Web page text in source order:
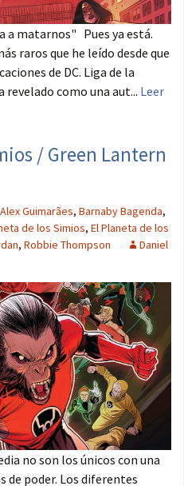
a matarnos" Pues ya está.
raros que he leído desde que
de DC. Liga de la
revelado como una aut... Leer
/ Green Lantern
Alex Guimarães, Barnaby Bagenda,
de los Simios, El Planeta de los
, Robbie Thompson
Daniel
no son los únicos con una
poder. Los diferentes